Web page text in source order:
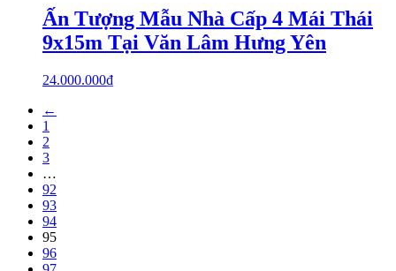
Ấn Tượng Mẫu Nhà Cấp 4 Mái Thái
9x15m Tại Văn Lâm Hưng Yên
24.000.000₫
←
1
2
3
…
92
93
94
95
96